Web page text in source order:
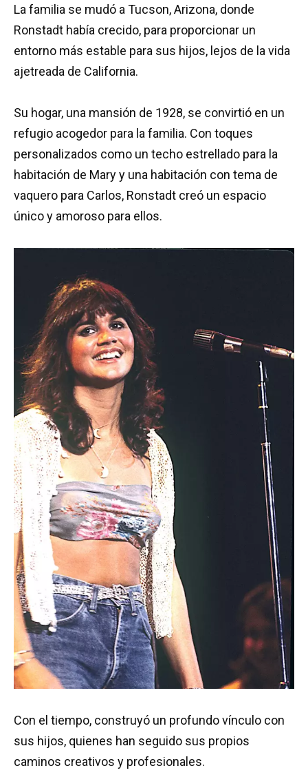
La familia se mudó a Tucson, Arizona, donde
Ronstadt había crecido, para proporcionar un
entorno más estable para sus hijos, lejos de la vida
ajetreada de California.
Su hogar, una mansión de 1928, se convirtió en un
refugio acogedor para la familia. Con toques
personalizados como un techo estrellado para la
habitación de Mary y una habitación con tema de
vaquero para Carlos, Ronstadt creó un espacio
único y amoroso para ellos.
Con el tiempo, construyó un profundo vínculo con
sus hijos, quienes han seguido sus propios
caminos creativos y profesionales.